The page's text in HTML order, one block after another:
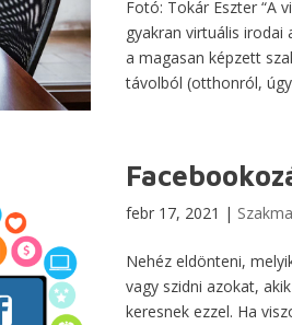
Fotó: Tokár Eszter “A
gyakran virtuális
a magasan képzett
távolból (otthonról,
febr 17, 2021 |
Nehéz eldönteni,
vagy szidni azokat,
keresnek ezzel. Ha